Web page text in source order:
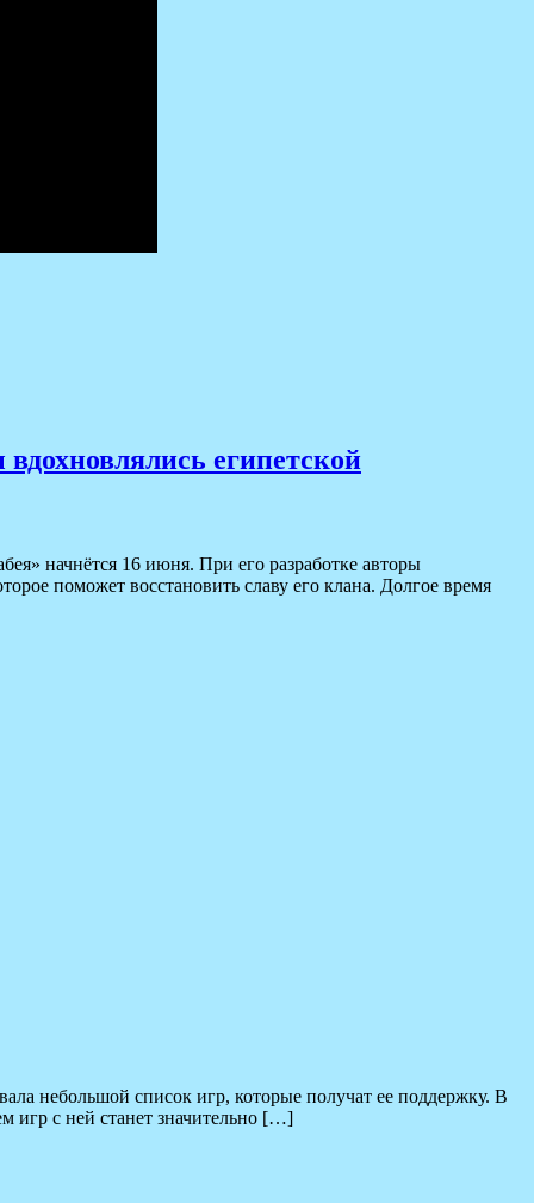
египетской
начнётся 16 июня. При его разработке авторы
поможет восстановить славу его клана. Долгое время
небольшой список игр, которые получат ее поддержку. В
игр с ней станет значительно […]